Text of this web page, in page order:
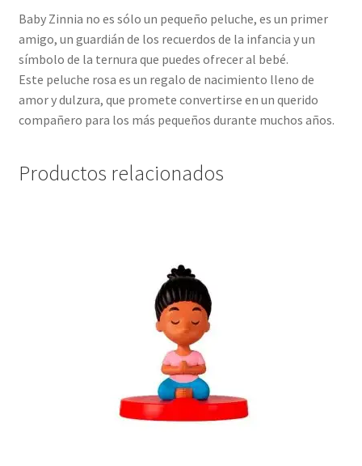
Baby Zinnia no es sólo un pequeño peluche, es un primer
amigo, un guardián de los recuerdos de la infancia y un
símbolo de la ternura que puedes ofrecer al bebé.
Este peluche rosa es un regalo de nacimiento lleno de
amor y dulzura, que promete convertirse en un querido
compañero para los más pequeños durante muchos años.
Productos relacionados